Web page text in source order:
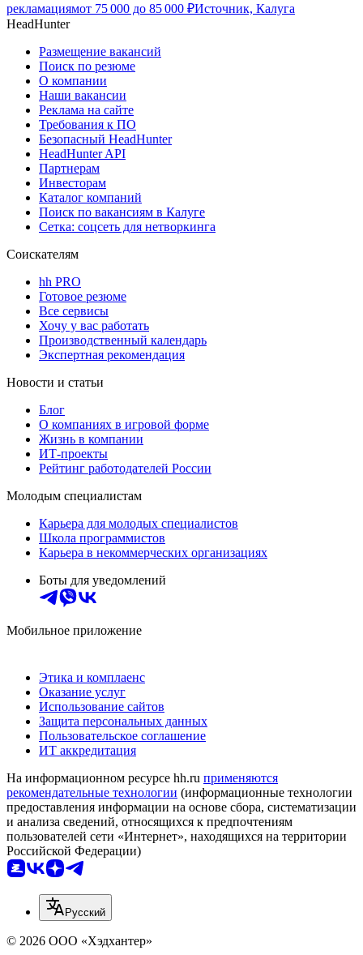
рекламациямот 75 000 до 85 000 ₽Источник, Калуга
HeadHunter
Размещение вакансий
Поиск по резюме
О компании
Наши вакансии
Реклама на сайте
Требования к ПО
Безопасный HeadHunter
HeadHunter API
Партнерам
Инвесторам
Каталог компаний
Поиск по вакансиям в Калуге
Сетка: соцсеть для нетворкинга
Соискателям
hh PRO
Готовое резюме
Все сервисы
Хочу у вас работать
Производственный календарь
Экспертная рекомендация
Новости и статьи
Блог
О компаниях в игровой форме
Жизнь в компании
ИТ-проекты
Рейтинг работодателей России
Молодым специалистам
Карьера для молодых специалистов
Школа программистов
Карьера в некоммерческих организациях
Боты для уведомлений
Мобильное приложение
Этика и комплаенс
Оказание услуг
Использование сайтов
Защита персональных данных
Пользовательское соглашение
ИТ аккредитация
На информационном ресурсе hh.ru применяются
рекомендательные технологии (информационные технологии
предоставления информации на основе сбора, систематизации
и анализа сведений, относящихся к предпочтениям
пользователей сети «Интернет», находящихся на территории
Российской Федерации)
Русский
© 2026 ООО «Хэдхантер»